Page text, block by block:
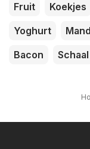
Fruit
Koekjes
Yoghurt
Bacon
Schaal